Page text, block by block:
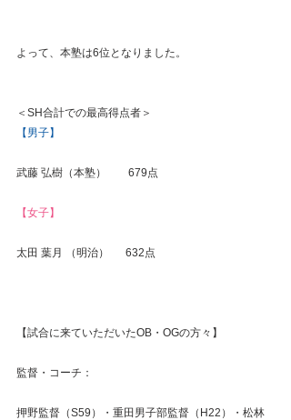
よって、本塾は6位となりました。
＜SH合計での最高得点者＞
【男子】
武藤 弘樹（本塾）　　679点
【女子】
太田 葉月 （明治）      632点
【試合に来ていただいたOB・OGの方々】
監督・コーチ：
押野監督（S59）・重田男子部監督（H22）・松林